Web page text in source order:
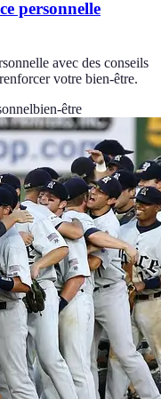
personnelle
avec des conseils
votre bien-être.
bien-être